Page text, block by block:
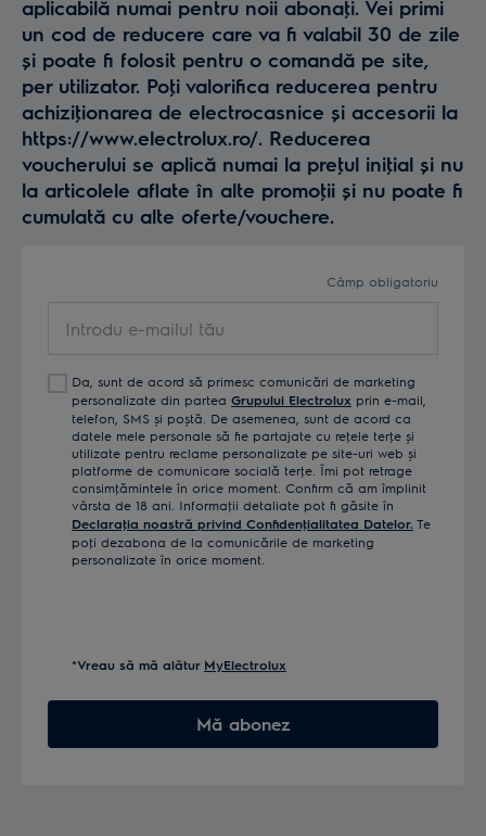
aplicabilă numai pentru noii abonaţi. Vei primi
un cod de reducere care va fi valabil 30 de zile
și poate fi folosit pentru o comandă pe site,
per utilizator. Poţi valorifica reducerea pentru
achiziţionarea de electrocasnice și accesorii la
https://www.electrolux.ro/. Reducerea
voucherului se aplică numai la preţul iniţial și nu
la articolele aflate în alte promoţii și nu poate fi
cumulată cu alte oferte/vouchere.
Câmp obligatoriu
Da, sunt de acord să primesc comunicări de marketing
personalizate din partea Grupului Electrolux prin e-mail,
telefon, SMS și poștă. De asemenea, sunt de acord ca
datele mele personale să fie partajate cu reţele terţe și
utilizate pentru reclame personalizate pe site-uri web și
platforme de comunicare socială terţe. Îmi pot retrage
consimţămintele în orice moment. Confirm că am împlinit
vârsta de 18 ani. Informaţii detaliate pot fi găsite în
Declaraţia noastră privind Confidenţialitatea Datelor. Te
poţi dezabona de la comunicările de marketing
personalizate în orice moment.
*Vreau să mă alătur MyElectrolux
Mă abonez